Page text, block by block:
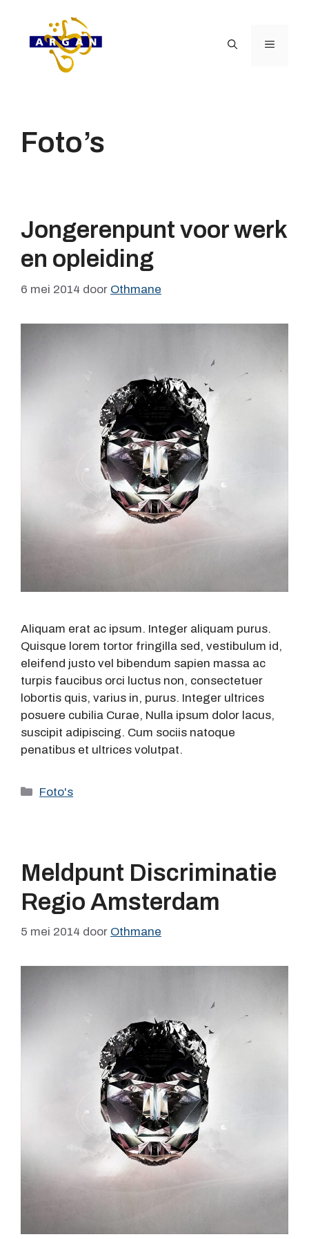
Menu
Foto’s
Jongerenpunt voor werk
en opleiding
6 mei 2014 door Othmane
Aliquam erat ac ipsum. Integer aliquam purus.
Quisque lorem tortor fringilla sed, vestibulum id,
eleifend justo vel bibendum sapien massa ac
turpis faucibus orci luctus non, consectetuer
lobortis quis, varius in, purus. Integer ultrices
posuere cubilia Curae, Nulla ipsum dolor lacus,
suscipit adipiscing. Cum sociis natoque
penatibus et ultrices volutpat.
Categorieën
Foto's
Meldpunt Discriminatie
Regio Amsterdam
5 mei 2014 door Othmane